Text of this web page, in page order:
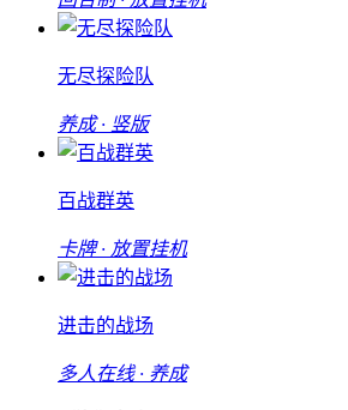
无尽探险队
养成 · 竖版
百战群英
卡牌 · 放置挂机
进击的战场
多人在线 · 养成